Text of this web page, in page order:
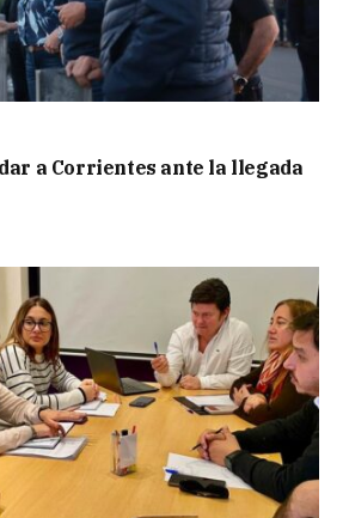
a Corrientes ante la llegada